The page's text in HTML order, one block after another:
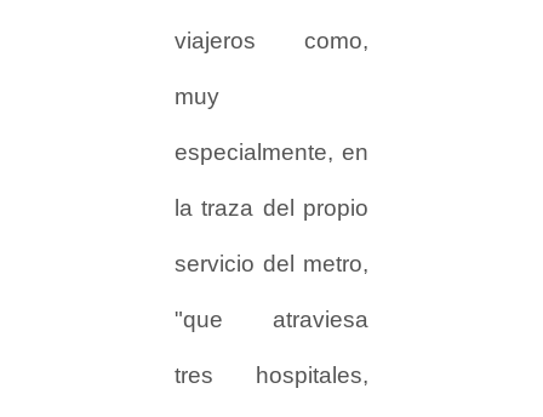
viajeros como,
muy
especialmente, en
la traza del propio
servicio del metro,
"que atraviesa
tres hospitales,